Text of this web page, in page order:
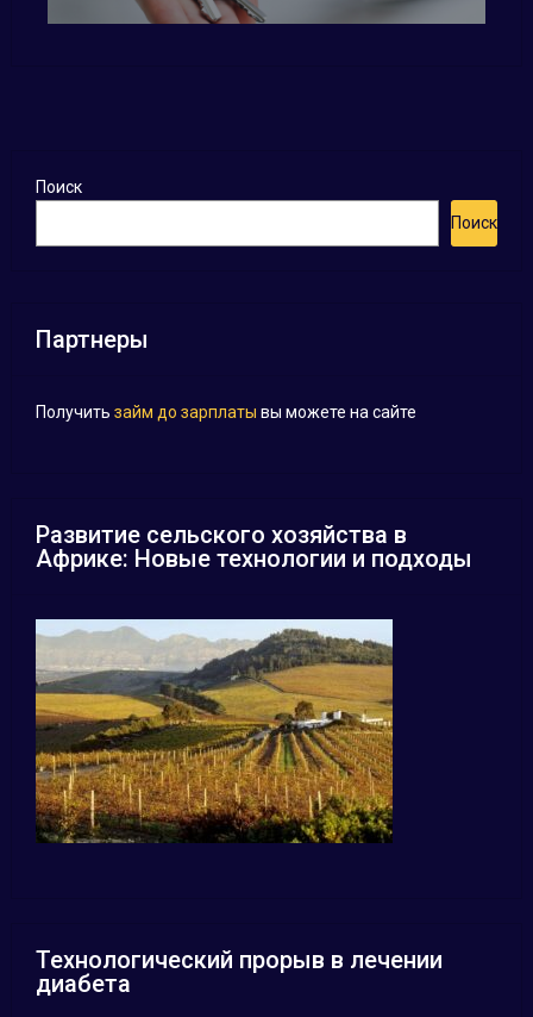
Поиск
Поиск
Партнеры
Получить займ до зарплаты вы можете на сайте
Развитие сельского хозяйства в
Африке: Новые технологии и подходы
Технологический прорыв в лечении
диабета